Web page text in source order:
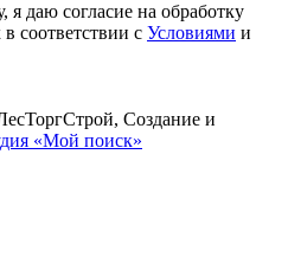
даю согласие на обработку
соответствии с Условиями и
Создание и
«Мой поиск»